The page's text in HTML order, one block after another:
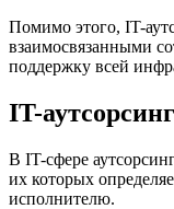
Помимо этого, IT-
взаимосвязанными
поддержку всей
IT-
В IT-сфере
их которых
исполнителю.